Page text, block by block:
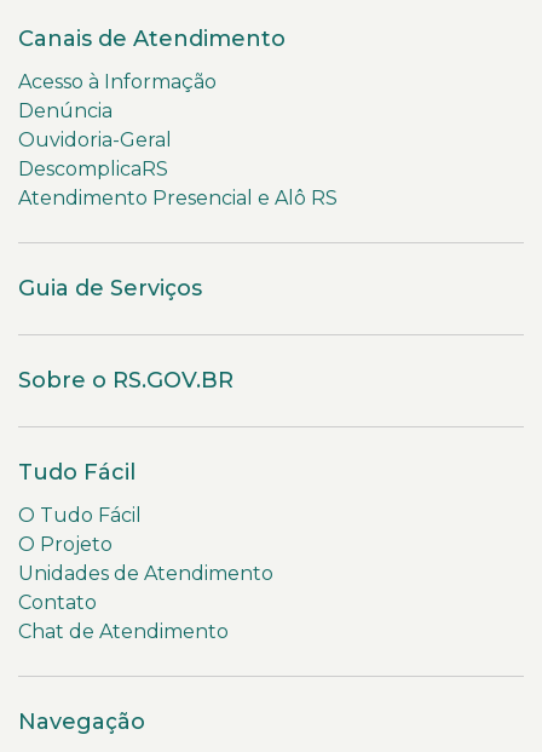
Canais de Atendimento
Acesso à Informação
Denúncia
Ouvidoria-Geral
DescomplicaRS
Atendimento Presencial e Alô RS
Guia de Serviços
Sobre o RS.GOV.BR
Tudo Fácil
O Tudo Fácil
O Projeto
Unidades de Atendimento
Contato
Chat de Atendimento
Navegação